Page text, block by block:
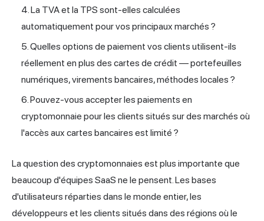
La TVA et la TPS sont-elles calculées
automatiquement pour vos principaux marchés ?
Quelles options de paiement vos clients utilisent-ils
réellement en plus des cartes de crédit — portefeuilles
numériques, virements bancaires, méthodes locales ?
Pouvez-vous accepter les paiements en
cryptomonnaie pour les clients situés sur des marchés où
l'accès aux cartes bancaires est limité ?
La question des cryptomonnaies est plus importante que
beaucoup d'équipes SaaS ne le pensent. Les bases
d'utilisateurs réparties dans le monde entier, les
développeurs et les clients situés dans des régions où le